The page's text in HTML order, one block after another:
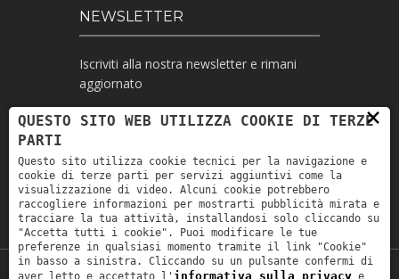
NEWSLETTER
Iscriviti alla nostra newsletter e rimani
aggiornato
Ho letto l'informativa e autorizzo il
trattamento dei miei dati personali per le
finalità ivi indicate *
×
QUESTO SITO WEB UTILIZZA COOKIE DI TERZE
PARTI
Questo sito utilizza cookie tecnici per la navigazione e
cookie di terze parti per servizi aggiuntivi come la
visualizzazione di video. Alcuni cookie potrebbero
raccogliere informazioni per mostrarti pubblicità mirata e
tracciare la tua attività, installandosi solo cliccando su
"Accetta tutti i cookie". Puoi modificare le tue
preferenze in qualsiasi momento tramite il link "Cookie"
in basso a sinistra. Cliccando su un pulsante confermi di
aver letto e accettato l' informativa sulla privacy e